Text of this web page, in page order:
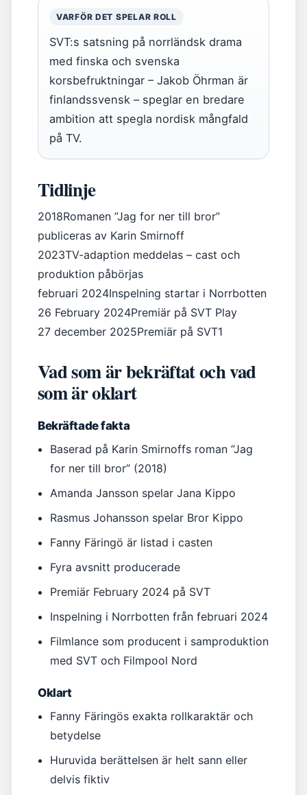
VARFÖR DET SPELAR ROLL
SVT:s satsning på norrländsk drama
med finska och svenska
korsbefruktningar – Jakob Öhrman är
finlandssvensk – speglar en bredare
ambition att spegla nordisk mångfald
på TV.
Tidlinje
2018Romanen ”Jag for ner till bror”
publiceras av Karin Smirnoff
2023TV-adaption meddelas – cast och
produktion påbörjas
februari 2024Inspelning startar i Norrbotten
26 February 2024Premiär på SVT Play
27 december 2025Premiär på SVT1
Vad som är bekräftat och vad
som är oklart
Bekräftade fakta
Baserad på Karin Smirnoffs roman ”Jag
for ner till bror” (2018)
Amanda Jansson spelar Jana Kippo
Rasmus Johansson spelar Bror Kippo
Fanny Färingö är listad i casten
Fyra avsnitt producerade
Premiär February 2024 på SVT
Inspelning i Norrbotten från februari 2024
Filmlance som producent i samproduktion
med SVT och Filmpool Nord
Oklart
Fanny Färingös exakta rollkaraktär och
betydelse
Huruvida berättelsen är helt sann eller
delvis fiktiv